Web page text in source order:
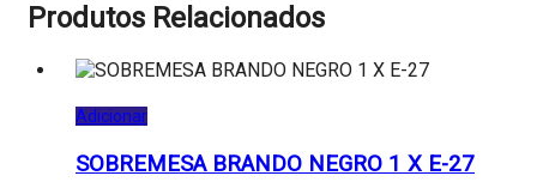
Produtos Relacionados
Adicionar
SOBREMESA BRANDO NEGRO 1 X E-27